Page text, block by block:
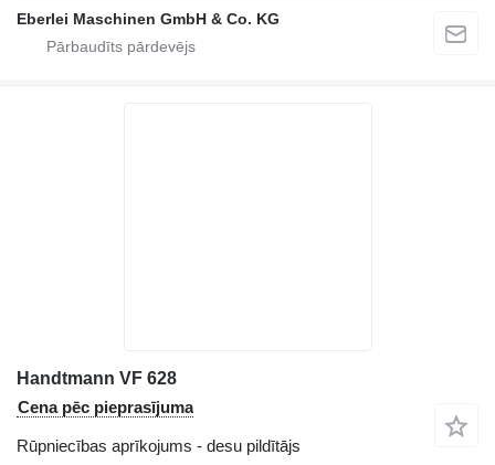
Eberlei Maschinen GmbH & Co. KG
Handtmann VF 628
Cena pēc pieprasījuma
Rūpniecības aprīkojums - desu pildītājs